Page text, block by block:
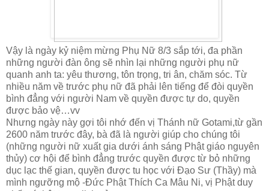
Vậy là ngày kỷ niệm mừng Phụ Nữ 8/3 sắp tới, đa phần
những người đàn ông sẽ nhìn lại những người phụ nữ
quanh anh ta: yêu thương, tôn trọng, tri ân, chăm sóc. Từ
nhiều năm về trước phụ nữ đã phải lên tiếng để đòi quyền
bình đẳng với người Nam về quyền được tự do, quyền
được bảo vệ…vv
Nhưng ngày này gợi tôi nhớ đến vị Thánh nữ Gotami,từ gần
2600 năm trước đây, bà đã là người giúp cho chúng tôi
(những người nữ xuất gia dưới ánh sáng Phật giáo nguyên
thủy) cơ hội để bình đẳng trước quyền được từ bỏ những
dục lạc thế gian, quyền được tu học với Đạo Sư (Thầy) mà
mình ngưỡng mộ -Đức Phật Thích Ca Mâu Ni, vị Phật duy